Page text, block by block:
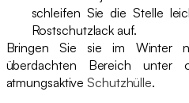
schleifen Sie die Stelle
Rostschutzlack auf.
Bringen Sie sie im Winter
überdachten Bereich unter
atmungsaktiveSchutzhülle.